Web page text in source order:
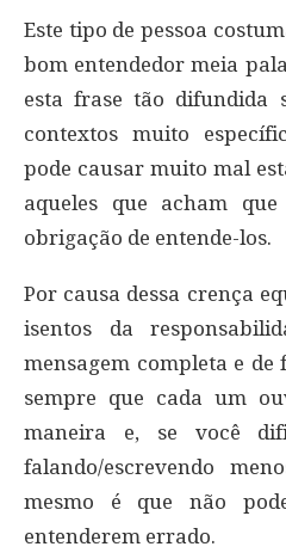
Este tipo de pessoa
bom entendedor meia
esta frase tão difundida
contextos muito
pode causar muito mal
aqueles que acham
obrigação de entende-los.
Por causa dessa crença
isentos da
mensagem completa e de
sempre que cada um
maneira e, se você
falando/escrevendo
mesmo é que não
entenderem errado.